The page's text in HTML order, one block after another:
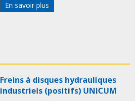
En savoir plus
Freins à disques hydrauliques
industriels (positifs) UNICUM